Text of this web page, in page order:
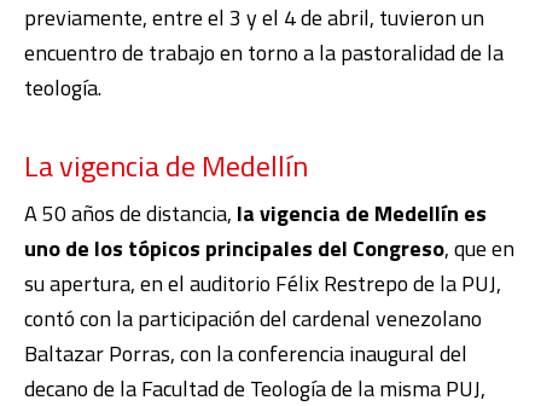
previamente, entre el 3 y el 4 de abril, tuvieron un
encuentro de trabajo en torno a la pastoralidad de la
teología.
La vigencia de Medellín
A 50 años de distancia, la vigencia de Medellín es
uno de los tópicos principales del Congreso, que en
su apertura, en el auditorio Félix Restrepo de la PUJ,
contó con la participación del cardenal venezolano
Baltazar Porras, con la conferencia inaugural del
decano de la Facultad de Teología de la misma PUJ,